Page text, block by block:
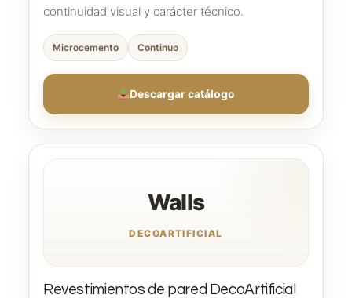
continuidad visual y carácter técnico.
Microcemento Continuo
Descargar catálogo
Walls
DECOARTIFICIAL
Revestimientos de pared DecoArtificial